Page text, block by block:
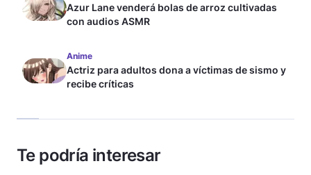
Azur Lane venderá bolas de arroz cultivadas
con audios ASMR
Anime
Actriz para adultos dona a víctimas de sismo y
recibe críticas
Te podría interesar